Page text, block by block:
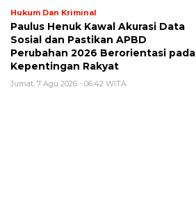
Hukum Dan Kriminal
Paulus Henuk Kawal Akurasi Data
Sosial dan Pastikan APBD
Perubahan 2026 Berorientasi pada
Kepentingan Rakyat
Jumat, 7 Agu 2026 - 06:42 WITA